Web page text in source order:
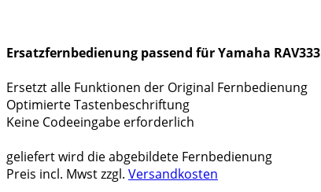
Ersatzfernbedienung passend für Yamaha RAV333
Ersetzt alle Funktionen der Original Fernbedienung
Optimierte Tastenbeschriftung
Keine Codeeingabe erforderlich
geliefert wird die abgebildete Fernbedienung
Preis incl. Mwst zzgl. Versandkosten